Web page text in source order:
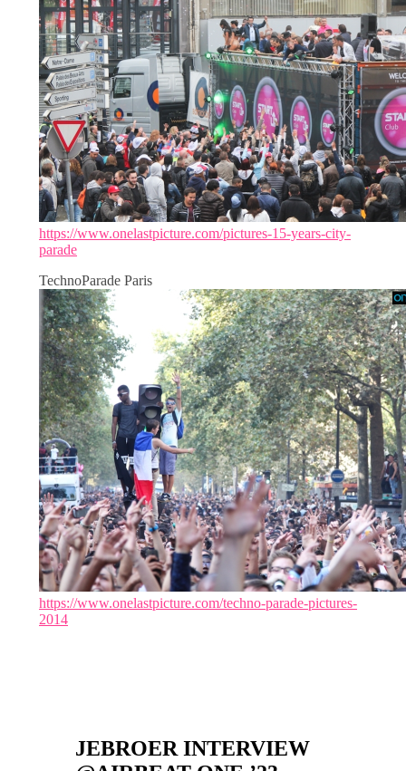
https://www.onelastpicture.com/pictures-15-years-city-
parade
TechnoParade Paris
https://www.onelastpicture.com/techno-parade-pictures-
2014
JEBROER INTERVIEW